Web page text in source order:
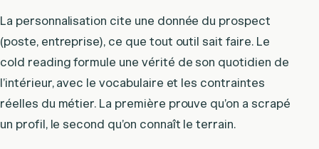
La personnalisation cite une donnée du prospect
(poste, entreprise), ce que tout outil sait faire. Le
cold reading formule une vérité de son quotidien de
l’intérieur, avec le vocabulaire et les contraintes
réelles du métier. La première prouve qu’on a scrapé
un profil, le second qu’on connaît le terrain.